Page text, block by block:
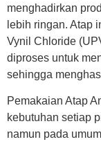
menghadirkan
lebih ringan. Atap
Vynil Chloride
diproses untuk
sehingga
Pemakaian Atap
kebutuhan setiap
namun pada